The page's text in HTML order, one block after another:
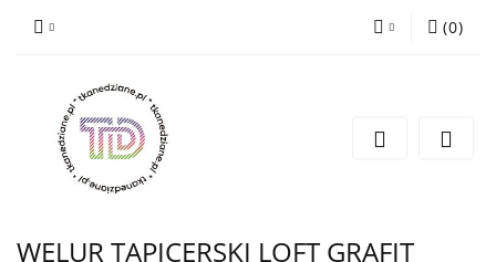
Wyślij e-mail
(0)
WELUR TAPICERSKI LOFT GRAFIT